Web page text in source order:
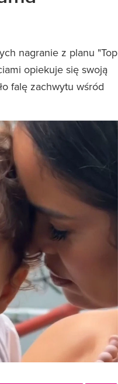
nagranie z planu "Top
opiekuje się swoją
falę zachwytu wśród